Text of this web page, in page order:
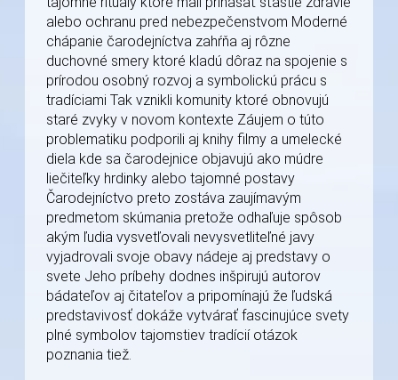
alebo ochranu pred nebezpečenstvom Moderné
chápanie čarodejníctva zahŕňa aj rôzne
duchovné smery ktoré kladú dôraz na spojenie s
prírodou osobný rozvoj a symbolickú prácu s
tradíciami Tak vznikli komunity ktoré obnovujú
staré zvyky v novom kontexte Záujem o túto
problematiku podporili aj knihy filmy a umelecké
diela kde sa čarodejnice objavujú ako múdre
liečiteľky hrdinky alebo tajomné postavy
Čarodejníctvo preto zostáva zaujímavým
predmetom skúmania pretože odhaľuje spôsob
akým ľudia vysvetľovali nevysvetliteľné javy
vyjadrovali svoje obavy nádeje aj predstavy o
svete Jeho príbehy dodnes inšpirujú autorov
bádateľov aj čitateľov a pripomínajú že ľudská
predstavivosť dokáže vytvárať fascinujúce svety
plné symbolov tajomstiev tradícií otázok
poznania tiež.